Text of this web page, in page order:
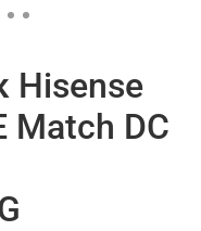
Hisense
Match DC